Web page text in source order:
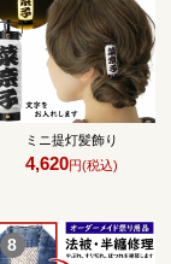
ミニ提灯髪飾り
4,620円(税込)